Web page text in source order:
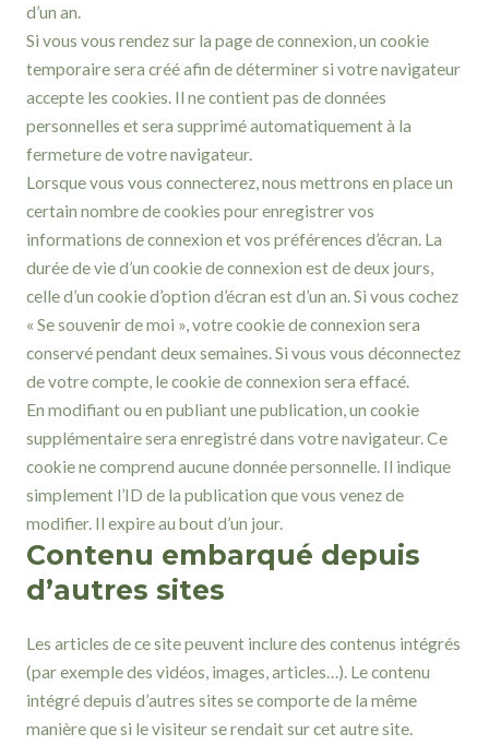
d’un an.
Si vous vous rendez sur la page de connexion, un cookie
temporaire sera créé afin de déterminer si votre navigateur
accepte les cookies. Il ne contient pas de données
personnelles et sera supprimé automatiquement à la
fermeture de votre navigateur.
Lorsque vous vous connecterez, nous mettrons en place un
certain nombre de cookies pour enregistrer vos
informations de connexion et vos préférences d’écran. La
durée de vie d’un cookie de connexion est de deux jours,
celle d’un cookie d’option d’écran est d’un an. Si vous cochez
« Se souvenir de moi », votre cookie de connexion sera
conservé pendant deux semaines. Si vous vous déconnectez
de votre compte, le cookie de connexion sera effacé.
En modifiant ou en publiant une publication, un cookie
supplémentaire sera enregistré dans votre navigateur. Ce
cookie ne comprend aucune donnée personnelle. Il indique
simplement l’ID de la publication que vous venez de
modifier. Il expire au bout d’un jour.
Contenu embarqué depuis
d’autres sites
Les articles de ce site peuvent inclure des contenus intégrés
(par exemple des vidéos, images, articles…). Le contenu
intégré depuis d’autres sites se comporte de la même
manière que si le visiteur se rendait sur cet autre site.